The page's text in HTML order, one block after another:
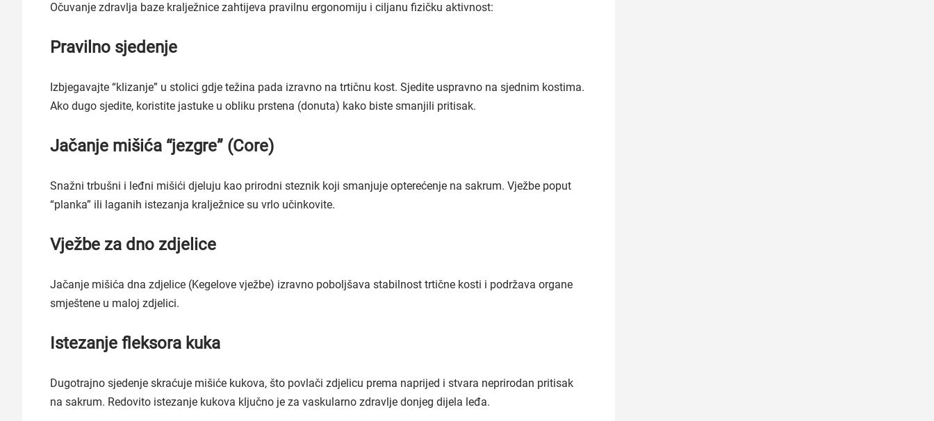
Očuvanje zdravlja baze kralježnice zahtijeva pravilnu ergonomiju i ciljanu fizičku aktivnost:
Pravilno sjedenje
Izbjegavajte “klizanje” u stolici gdje težina pada izravno na trtičnu kost. Sjedite uspravno na sjednim kostima.
Ako dugo sjedite, koristite jastuke u obliku prstena (donuta) kako biste smanjili pritisak.
Jačanje mišića “jezgre” (Core)
Snažni trbušni i leđni mišići djeluju kao prirodni steznik koji smanjuje opterećenje na sakrum. Vježbe poput
“planka” ili laganih istezanja kralježnice su vrlo učinkovite.
Vježbe za dno zdjelice
Jačanje mišića dna zdjelice (Kegelove vježbe) izravno poboljšava stabilnost trtične kosti i podržava organe
smještene u maloj zdjelici.
Istezanje fleksora kuka
Dugotrajno sjedenje skraćuje mišiće kukova, što povlači zdjelicu prema naprijed i stvara neprirodan pritisak
na sakrum. Redovito istezanje kukova ključno je za vaskularno zdravlje donjeg dijela leđa.